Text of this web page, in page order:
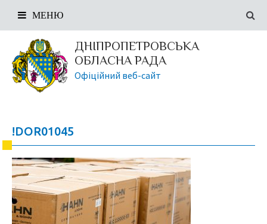
ДНІПРОПЕТРОВСЬКА
ОБЛАСНА РАДА
Офіційний веб-сайт
МЕНЮ
!DOR01045